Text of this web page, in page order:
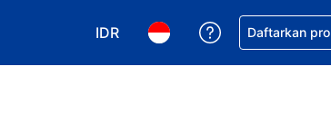
IDR
Pilih mata uang Anda. Mata
Pilih bahasa Anda.
Dapatkan
Daftarkan